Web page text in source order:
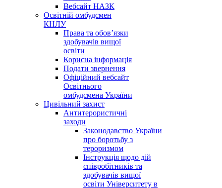
Вебсайт НАЗК
Освітній омбудсмен
КНЛУ
Права та обов’язки
здобувачів вищої
освіти
Корисна інформація
Подати звернення
Офіційний вебсайт
Освітнього
омбудсмена України
Цивільний захист
Антитерористичні
заходи
Законодавство України
про боротьбу з
тероризмом
Інструкція щодо дій
співробітників та
здобувачів вищої
освіти Університету в